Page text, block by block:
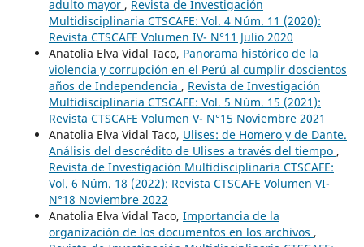
adulto mayor , Revista de Investigación
Multidisciplinaria CTSCAFE: Vol. 4 Núm. 11 (2020):
Revista CTSCAFE Volumen IV- N°11 Julio 2020
Anatolia Elva Vidal Taco, Panorama histórico de la
violencia y corrupción en el Perú al cumplir doscientos
años de Independencia , Revista de Investigación
Multidisciplinaria CTSCAFE: Vol. 5 Núm. 15 (2021):
Revista CTSCAFE Volumen V- N°15 Noviembre 2021
Anatolia Elva Vidal Taco, Ulises: de Homero y de Dante.
Análisis del descrédito de Ulises a través del tiempo ,
Revista de Investigación Multidisciplinaria CTSCAFE:
Vol. 6 Núm. 18 (2022): Revista CTSCAFE Volumen VI-
N°18 Noviembre 2022
Anatolia Elva Vidal Taco, Importancia de la
organización de los documentos en los archivos ,